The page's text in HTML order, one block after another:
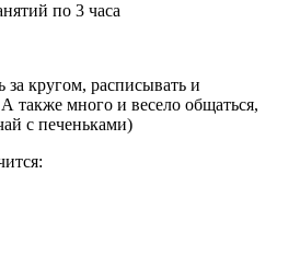
по 3 часа
за кругом, расписывать и
также много и весело общаться,
с печеньками)